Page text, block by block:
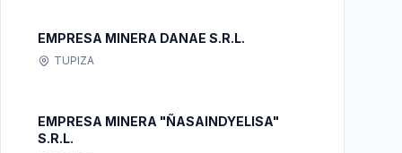
EMPRESA MINERA DANAE S.R.L.
TUPIZA
EMPRESA MINERA "ÑASAINDYELISA"
S.R.L.